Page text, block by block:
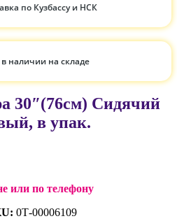
по Кузбассу и НСК
наличии на складе
30″(76см) Сидячий
в упак.
или по телефону
0Т-00006109